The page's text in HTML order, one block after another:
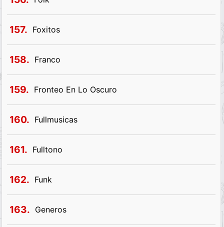
157. Foxitos
158. Franco
159. Fronteo En Lo Oscuro
160. Fullmusicas
161. Fulltono
162. Funk
163. Generos